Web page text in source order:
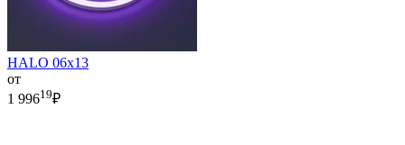
HALO 06x13
от
1 99619₽